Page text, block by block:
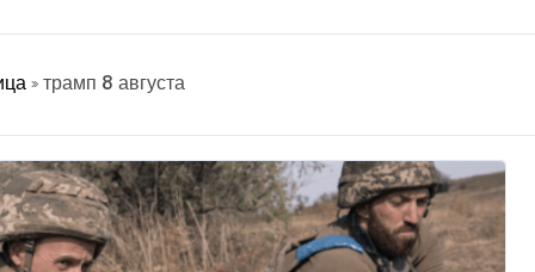
» трамп 8 августа